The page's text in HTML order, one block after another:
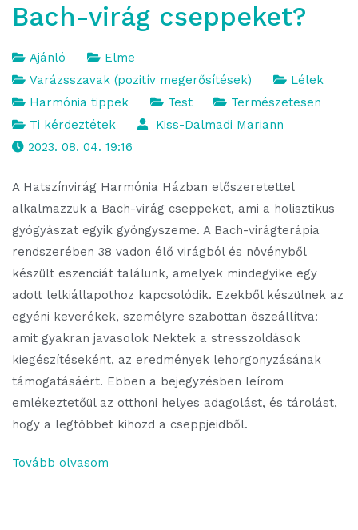
Bach-virág cseppeket?
Ajánló
Elme
Varázsszavak (pozitív megerősítések)
Lélek
Harmónia tippek
Test
Természetesen
Ti kérdeztétek
Kiss-Dalmadi Mariann
2023. 08. 04. 19:16
A Hatszínvirág Harmónia Házban előszeretettel
alkalmazzuk a Bach-virág cseppeket, ami a holisztikus
gyógyászat egyik gyöngyszeme. A Bach-virágterápia
rendszerében 38 vadon élő virágból és növényből
készült eszenciát találunk, amelyek mindegyike egy
adott lelkiállapothoz kapcsolódik. Ezekből készülnek az
egyéni keverékek, személyre szabottan öszeállítva:
amit gyakran javasolok Nektek a stresszoldások
kiegészítéseként, az eredmények lehorgonyzásának
támogatásáért. Ebben a bejegyzésben leírom
emlékeztetőül az otthoni helyes adagolást, és tárolást,
hogy a legtöbbet kihozd a cseppjeidből.
Tovább olvasom